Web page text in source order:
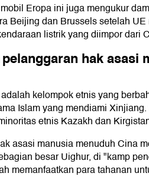
Eropa ini juga mengukur
Beijing dan Brussels setelah
listrik yang diimpor dari
hak asasi
kelompok etnis yang
Islam yang mendiami
etnis Kazakh dan
asasi manusia menuduh Cina
besar Uighur, di "kamp
memanfaatkan para tahanan